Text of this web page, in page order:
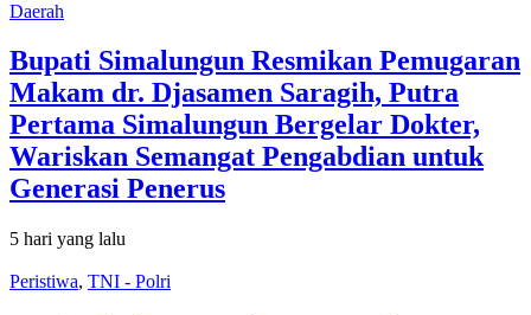
Daerah
Bupati Simalungun Resmikan Pemugaran
Makam dr. Djasamen Saragih, Putra
Pertama Simalungun Bergelar Dokter,
Wariskan Semangat Pengabdian untuk
Generasi Penerus
5 hari yang lalu
Peristiwa, TNI - Polri